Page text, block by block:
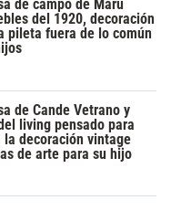
de campo de Maru
del 1920, decoración
pileta fuera de lo común
de Cande Vetrano y
living pensado para
la decoración vintage
de arte para su hijo